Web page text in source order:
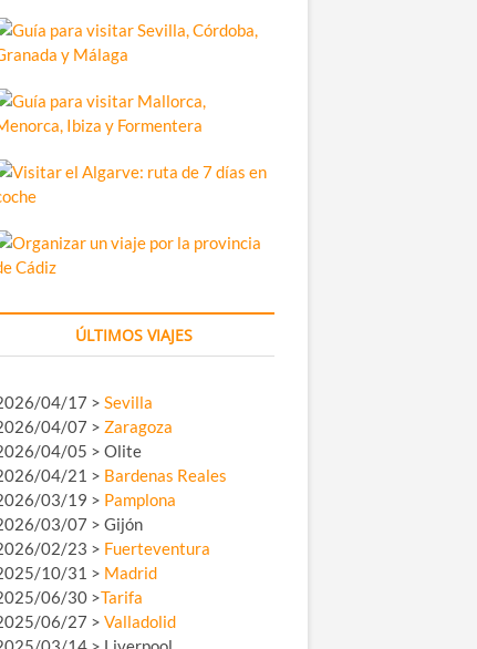
ÚLTIMOS VIAJES
04/17 > Sevilla
04/07 > Zaragoza
04/05 > Olite
04/21 > Bardenas Reales
03/19 > Pamplona
03/07 > Gijón
02/23 > Fuerteventura
10/31 > Madrid
06/30 >Tarifa
06/27 > Valladolid